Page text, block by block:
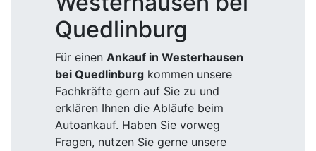
Quedlinburg
Für einen Ankauf in Westerhausen
bei Quedlinburg kommen unsere
Fachkräfte gern auf Sie zu und
erklären Ihnen die Abläufe beim
Autoankauf. Haben Sie vorweg
Fragen, nutzen Sie gerne unsere